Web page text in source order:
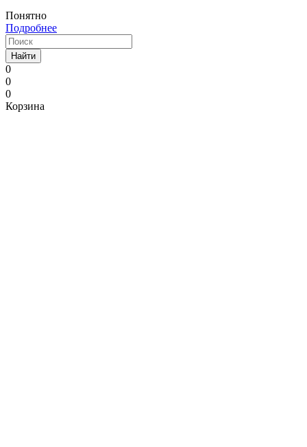
Понятно
Подробнее
Найти
0
0
0
Корзина